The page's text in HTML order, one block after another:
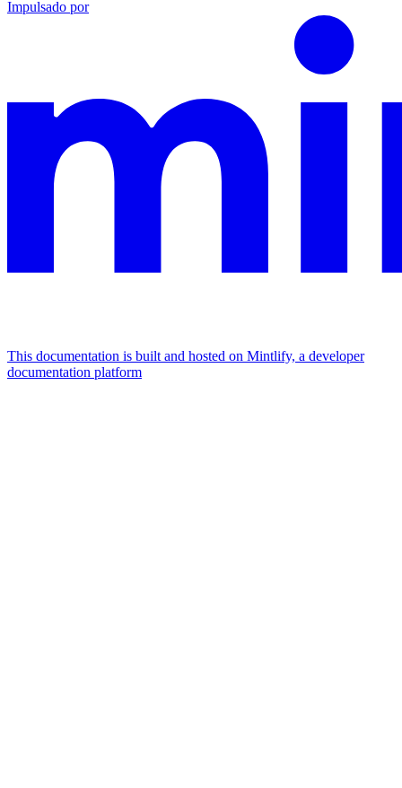
Impulsado por
This documentation is built and hosted on Mintlify, a developer
documentation platform